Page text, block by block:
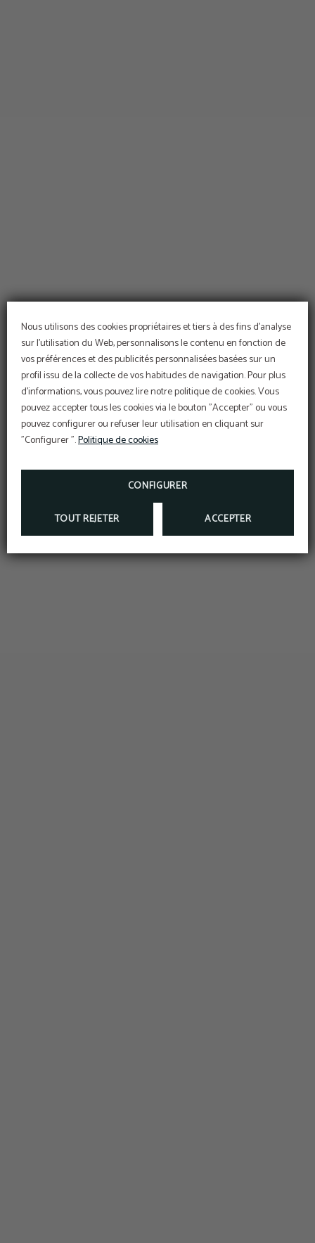
Nous utilisons des cookies propriétaires et tiers à des fins d'analyse
sur l'utilisation du Web, personnalisons le contenu en fonction de
vos préférences et des publicités personnalisées basées sur un
profil issu de la collecte de vos habitudes de navigation. Pour plus
d'informations, vous pouvez lire notre politique de cookies. Vous
pouvez accepter tous les cookies via le bouton "Accepter" ou vous
pouvez configurer ou refuser leur utilisation en cliquant sur
"Configurer ".Politique de cookies
CONFIGURER
TOUT REJETER ACCEPTER